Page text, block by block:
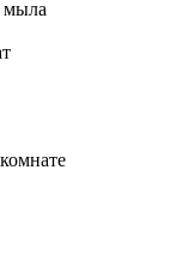
мыла